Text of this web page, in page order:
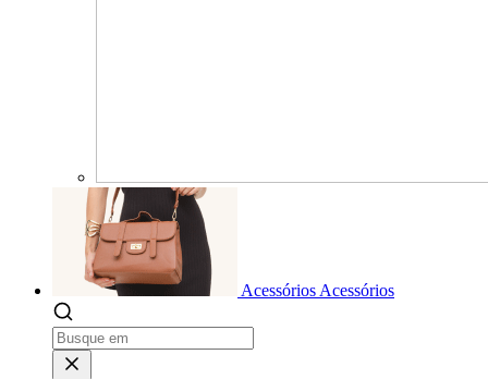
Acessórios Acessórios